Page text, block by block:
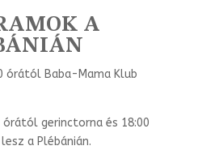
A
órától Baba-Mama Klub
gerinctorna és 18:00
a Plébánián.